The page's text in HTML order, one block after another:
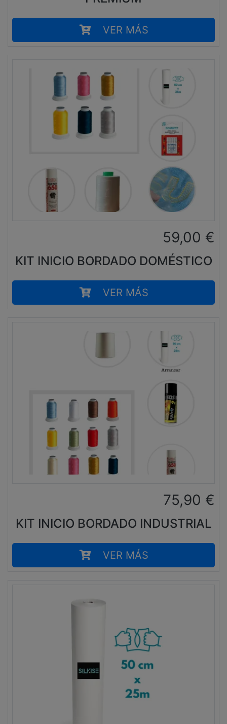
VER MÁS
59,00 €
KIT INICIO BORDADO DOMÉSTICO
VER MÁS
75,90 €
KIT INICIO BORDADO INDUSTRIAL
VER MÁS